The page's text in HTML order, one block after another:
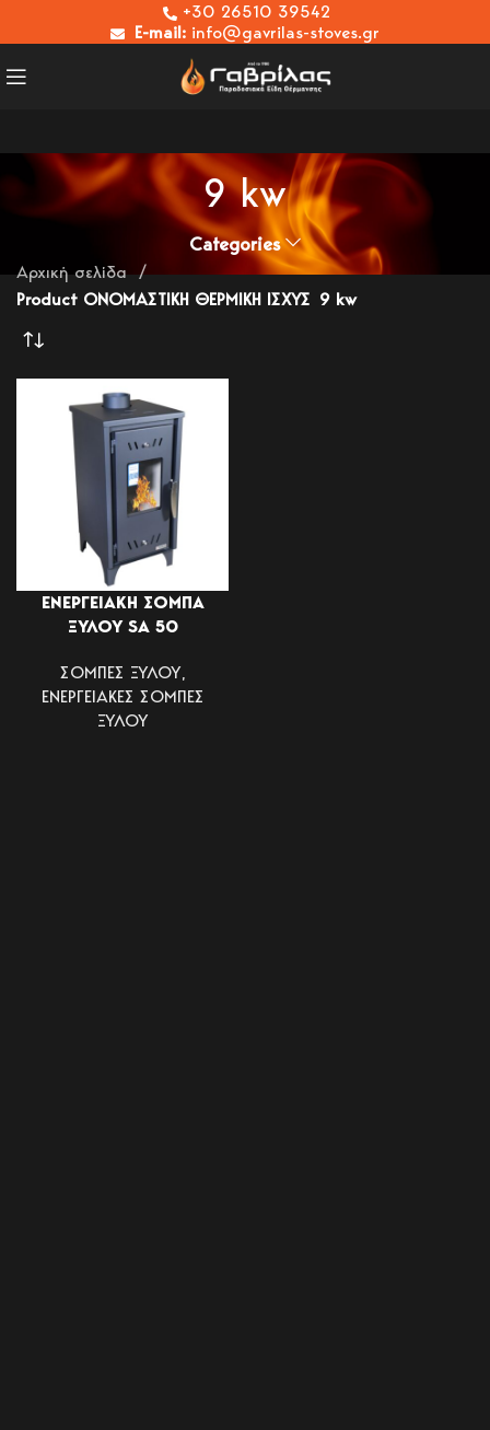
+30 26510 39542
E-mail: info@gavrilas-stoves.gr
9 kw
Categories
Αρχική σελίδα
Product ΟΝΟΜΑΣΤΙΚΗ ΘΕΡΜΙΚΗ ΙΣΧΥΣ 9 kw
ΕΝΕΡΓΕΙΑΚΗ ΣΟΜΠΑ
ΞΥΛΟΥ SA 50
ΣΟΜΠΕΣ ΞΥΛΟΥ,
ΕΝΕΡΓΕΙΑΚΕΣ ΣΟΜΠΕΣ
ΞΥΛΟΥ